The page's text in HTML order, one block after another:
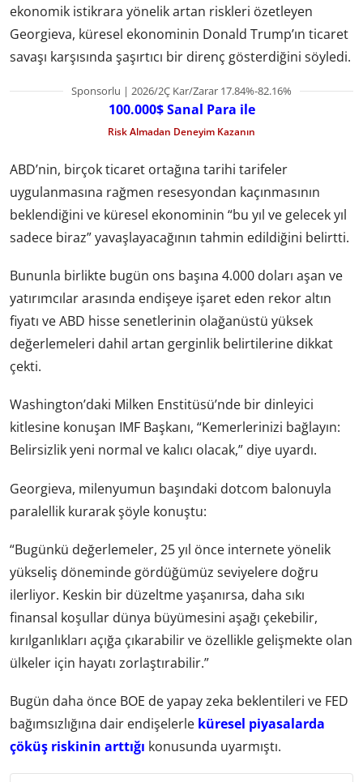
ekonomik istikrara yönelik artan riskleri özetleyen
Georgieva, küresel ekonominin Donald Trump’ın ticaret
savaşı karşısında şaşırtıcı bir direnç gösterdiğini söyledi.
Sponsorlu | 2026/2Ç Kar/Zarar 17.84%-82.16%
100.000$ Sanal Para ile
Risk Almadan Deneyim Kazanın
ABD’nin, birçok ticaret ortağına tarihi tarifeler
uygulanmasına rağmen resesyondan kaçınmasının
beklendiğini ve küresel ekonominin “bu yıl ve gelecek yıl
sadece biraz” yavaşlayacağının tahmin edildiğini belirtti.
Bununla birlikte bugün ons başına 4.000 doları aşan ve
yatırımcılar arasında endişeye işaret eden rekor altın
fiyatı ve ABD hisse senetlerinin olağanüstü yüksek
değerlemeleri dahil artan gerginlik belirtilerine dikkat
çekti.
Washington’daki Milken Enstitüsü’nde bir dinleyici
kitlesine konuşan IMF Başkanı, “Kemerlerinizi bağlayın:
Belirsizlik yeni normal ve kalıcı olacak,” diye uyardı.
Georgieva, milenyumun başındaki dotcom balonuyla
paralellik kurarak şöyle konuştu:
“Bugünkü değerlemeler, 25 yıl önce internete yönelik
yükseliş döneminde gördüğümüz seviyelere doğru
ilerliyor. Keskin bir düzeltme yaşanırsa, daha sıkı
finansal koşullar dünya büyümesini aşağı çekebilir,
kırılganlıkları açığa çıkarabilir ve özellikle gelişmekte olan
ülkeler için hayatı zorlaştırabilir.”
Bugün daha önce BOE de yapay zeka beklentileri ve FED
bağımsızlığına dair endişelerle küresel piyasalarda
çöküş riskinin arttığı konusunda uyarmıştı.